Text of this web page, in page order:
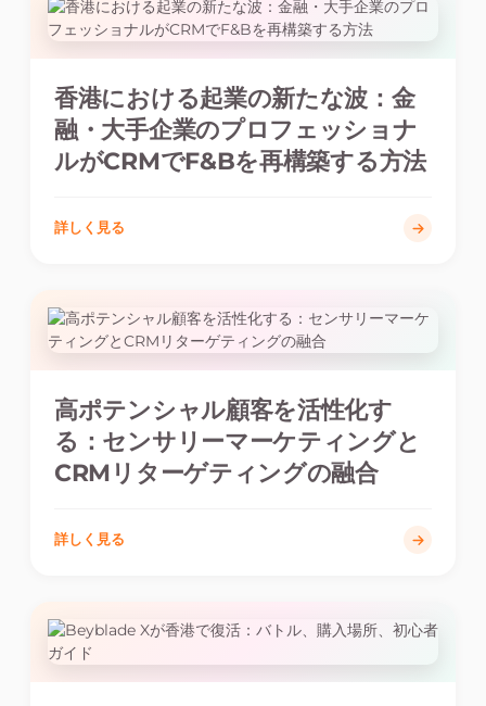
香港における起業の新たな波：金
融・大手企業のプロフェッショナ
ルがCRMでF&Bを再構築する方法
詳しく見る
高ポテンシャル顧客を活性化す
る：センサリーマーケティングと
CRMリターゲティングの融合
詳しく見る